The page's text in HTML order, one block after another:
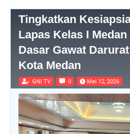
Tingkatkan
Lapas Kelas I
Dasar Gawat
Kota Medan
GNI TV 0 Mei 12, 2026